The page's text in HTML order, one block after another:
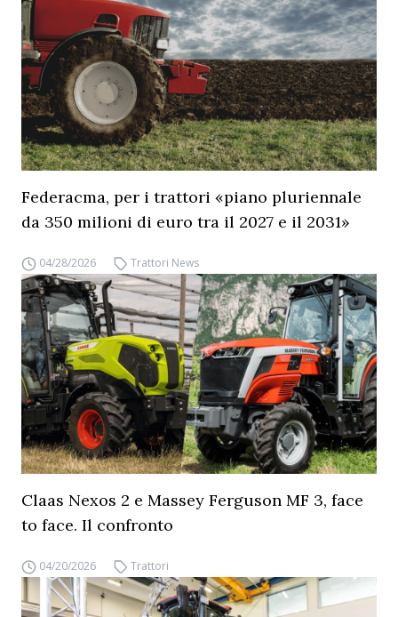
Federacma, per i trattori «piano pluriennale
da 350 milioni di euro tra il 2027 e il 2031»
04/28/2026 Trattori News
Claas Nexos 2 e Massey Ferguson MF 3, face
to face. Il confronto
04/20/2026 Trattori